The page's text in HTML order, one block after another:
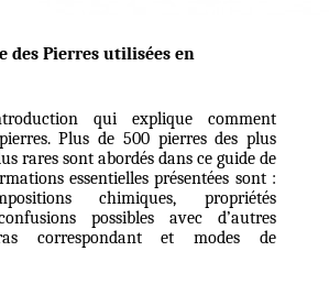
des Pierres utilisées en
qui explique comment
Plus de 500 pierres des plus
rares sont abordés dans ce guide de
essentielles présentées sont :
chimiques, propriétés
possibles avec d’autres
correspondant et modes de